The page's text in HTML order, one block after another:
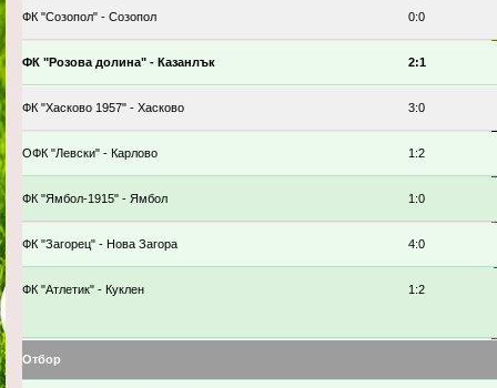
ФК "Созопол" - Созопол 0:0
ФК "Розова долина" - Казанлък 2:1
ФК "Хасково 1957" - Хасково 3:0
ОФК "Левски" - Карлово 1:2
ФК "Ямбол-1915" - Ямбол 1:0
ФК "Загорец" - Нова Загора 4:0
ФК "Атлетик" - Куклен 1:2
Отбор